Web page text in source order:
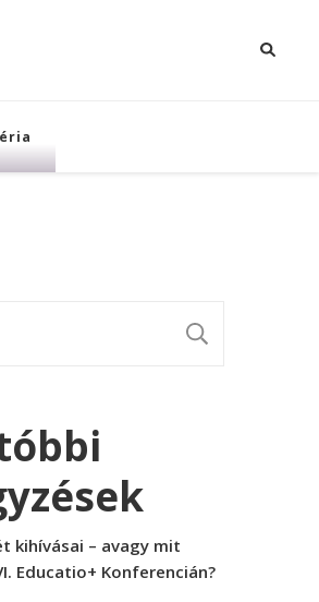
kihívásai – avagy mit
Educatio+ Konferencián?